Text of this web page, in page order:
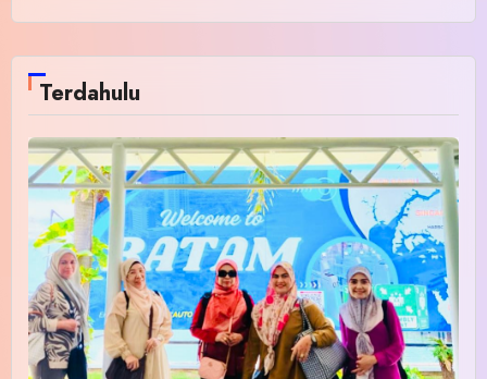
Terdahulu